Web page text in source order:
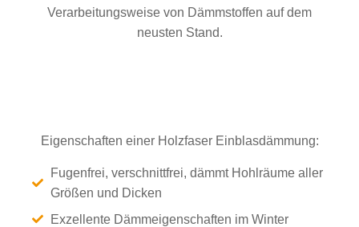
Verarbeitungsweise von Dämmstoffen auf dem
neusten Stand.
Eigenschaften einer Holzfaser Einblasdämmung:
Fugenfrei, verschnittfrei, dämmt Hohlräume aller
Größen und Dicken
Exzellente Dämmeigenschaften im Winter